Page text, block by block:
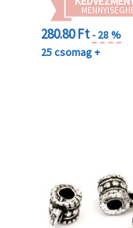
280.80 Ft- 28 %
25 csomag +